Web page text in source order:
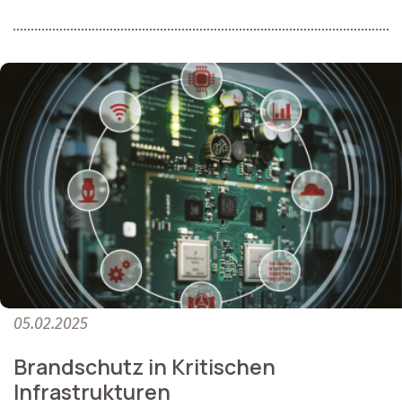
05.02.2025
Brandschutz in Kritischen
Infrastrukturen